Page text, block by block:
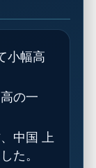
小幅高
の一
中国 上
た。